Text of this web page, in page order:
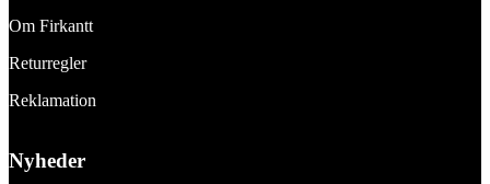
Om Firkantt
Returregler
Reklamation
Nyheder